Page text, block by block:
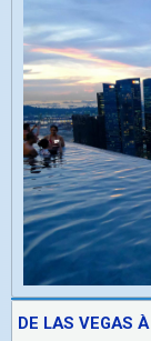
DE LAS VEGAS